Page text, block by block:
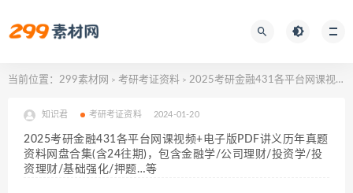
当前位置： 299素材网 > 考研考证资料 > 2025考研金融431各平台网课视频+电子版PDF讲义历年真题资料网盘合集(含24往期)，包含金融学/公司理财/投资学/投资理财/基础强化/押题…等
知识君 考研考证资料 2024-01-20
2025考研金融431各平台网课视频+电子版PDF讲义历年真题
资料网盘合集(含24往期)，包含金融学/公司理财/投资学/投
资理财/基础强化/押题…等